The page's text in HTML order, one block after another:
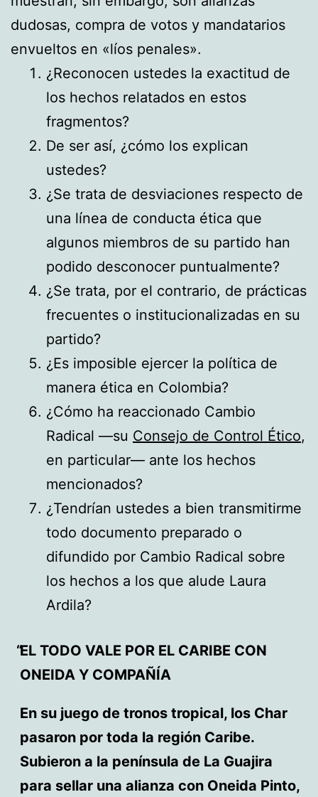
dudosas, compra de votos y mandatarios
envueltos en «líos penales».
¿Reconocen ustedes la exactitud de
los hechos relatados en estos
fragmentos?
De ser así, ¿cómo los explican
ustedes?
¿Se trata de desviaciones respecto de
una línea de conducta ética que
algunos miembros de su partido han
podido desconocer puntualmente?
¿Se trata, por el contrario, de prácticas
frecuentes o institucionalizadas en su
partido?
¿Es imposible ejercer la política de
manera ética en Colombia?
¿Cómo ha reaccionado Cambio
Radical —su Consejo de Control Ético,
en particular— ante los hechos
mencionados?
¿Tendrían ustedes a bien transmitirme
todo documento preparado o
difundido por Cambio Radical sobre
los hechos a los que alude Laura
Ardila?
EL TODO VALE POR EL CARIBE CON
ONEIDA Y COMPAÑÍA
En su juego de tronos tropical, los Char
pasaron por toda la región Caribe.
Subieron a la península de La Guajira
para sellar una alianza con Oneida Pinto,